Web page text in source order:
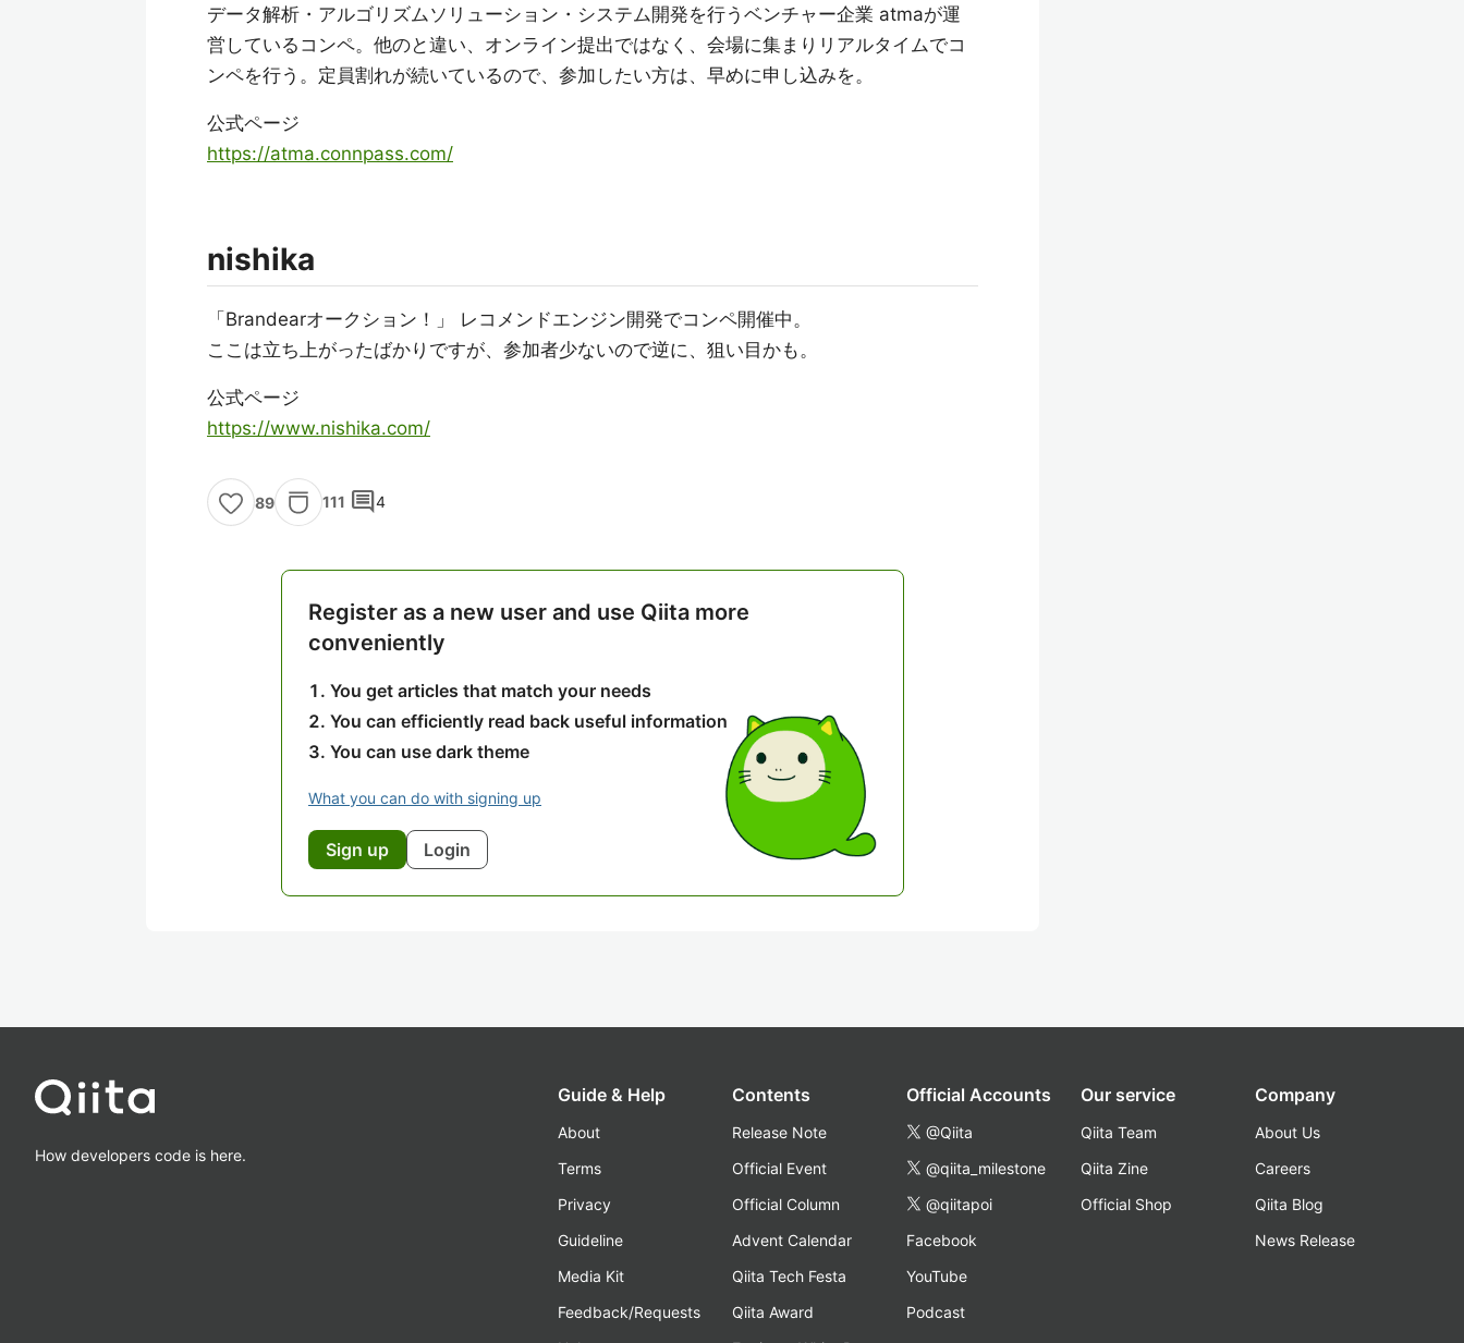
データ解析・アルゴリズムソリューション・システム開発を行うベンチャー企業 atmaが運
営しているコンペ。他のと違い、オンライン提出ではなく、会場に集まりリアルタイムでコ
ンペを行う。定員割れが続いているので、参加したい方は、早めに申し込みを。
公式ページ
https://atma.connpass.com/
nishika
「Brandearオークション！」 レコメンドエンジン開発でコンペ開催中。
ここは立ち上がったばかりですが、参加者少ないので逆に、狙い目かも。
公式ページ
https://www.nishika.com/
89 111 comment4
Register as a new user and use Qiita more
conveniently
You get articles that match your needs
You can efficiently read back useful information
You can use dark theme
What you can do with signing up
Sign up Login
How developers code is here.
Guide & Help
About
Terms
Privacy
Guideline
Media Kit
Feedback/Requests
Contents
Release Note
Official Event
Official Column
Advent Calendar
Qiita Tech Festa
Qiita Award
Official Accounts
@Qiita
@qiita_milestone
@qiitapoi
Facebook
YouTube
Podcast
Our service
Qiita Team
Qiita Zine
Official Shop
Company
About Us
Careers
Qiita Blog
News Release